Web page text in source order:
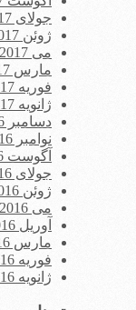
جولای 2017
ژوئن 2017
می 2017
مارس 2017
فوریه 2017
ژانویه 2017
دسامبر 2016
نوامبر 2016
آگوست 2016
جولای 2016
ژوئن 2016
می 2016
آوریل 2016
مارس 2016
فوریه 2016
ژانویه 2016